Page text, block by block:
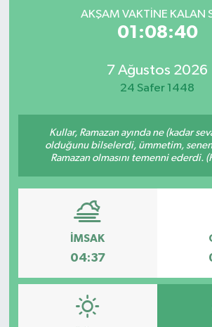
AKŞAM VAKTINE KALAN
01:08:40
7 Ağustos 2026
24 Safer 1448
Kullar, Ramazan ayında ne (kadar
olduğunu bilselerdi, ümmetim,
Ramazan olmasını temenni ederdi.
İMSAK
04:37